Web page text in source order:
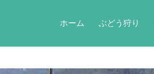
ホーム ぶどう狩り